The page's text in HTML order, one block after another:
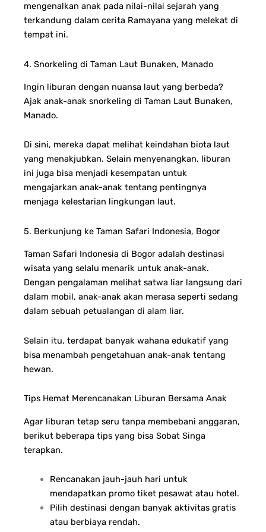
mengenalkan anak pada nilai-nilai sejarah yang
terkandung dalam cerita Ramayana yang melekat di
tempat ini.
4. Snorkeling di Taman Laut Bunaken, Manado
Ingin liburan dengan nuansa laut yang berbeda?
Ajak anak-anak snorkeling di Taman Laut Bunaken,
Manado.
Di sini, mereka dapat melihat keindahan biota laut
yang menakjubkan. Selain menyenangkan, liburan
ini juga bisa menjadi kesempatan untuk
mengajarkan anak-anak tentang pentingnya
menjaga kelestarian lingkungan laut.
5. Berkunjung ke Taman Safari Indonesia, Bogor
Taman Safari Indonesia di Bogor adalah destinasi
wisata yang selalu menarik untuk anak-anak.
Dengan pengalaman melihat satwa liar langsung dari
dalam mobil, anak-anak akan merasa seperti sedang
dalam sebuah petualangan di alam liar.
Selain itu, terdapat banyak wahana edukatif yang
bisa menambah pengetahuan anak-anak tentang
hewan.
Tips Hemat Merencanakan Liburan Bersama Anak
Agar liburan tetap seru tanpa membebani anggaran,
berikut beberapa tips yang bisa Sobat Singa
terapkan.
Rencanakan jauh-jauh hari untuk
mendapatkan promo tiket pesawat atau hotel.
Pilih destinasi dengan banyak aktivitas gratis
atau berbiaya rendah.